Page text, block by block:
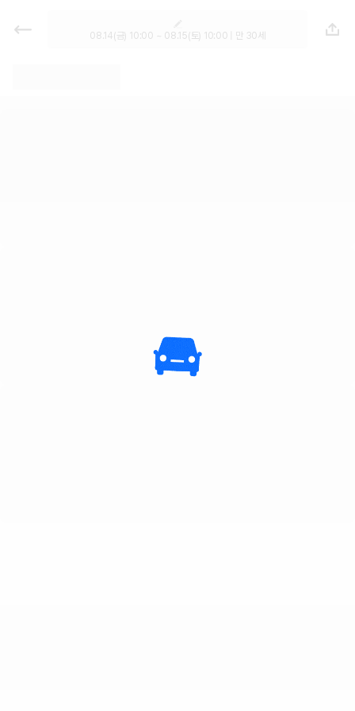
렌트카 - 서울 렌터카 가격비교, 최저
가 보장 1위 카모아
08.14(금) 10:00 ~ 08.15(토) 10:00 | 만 30세